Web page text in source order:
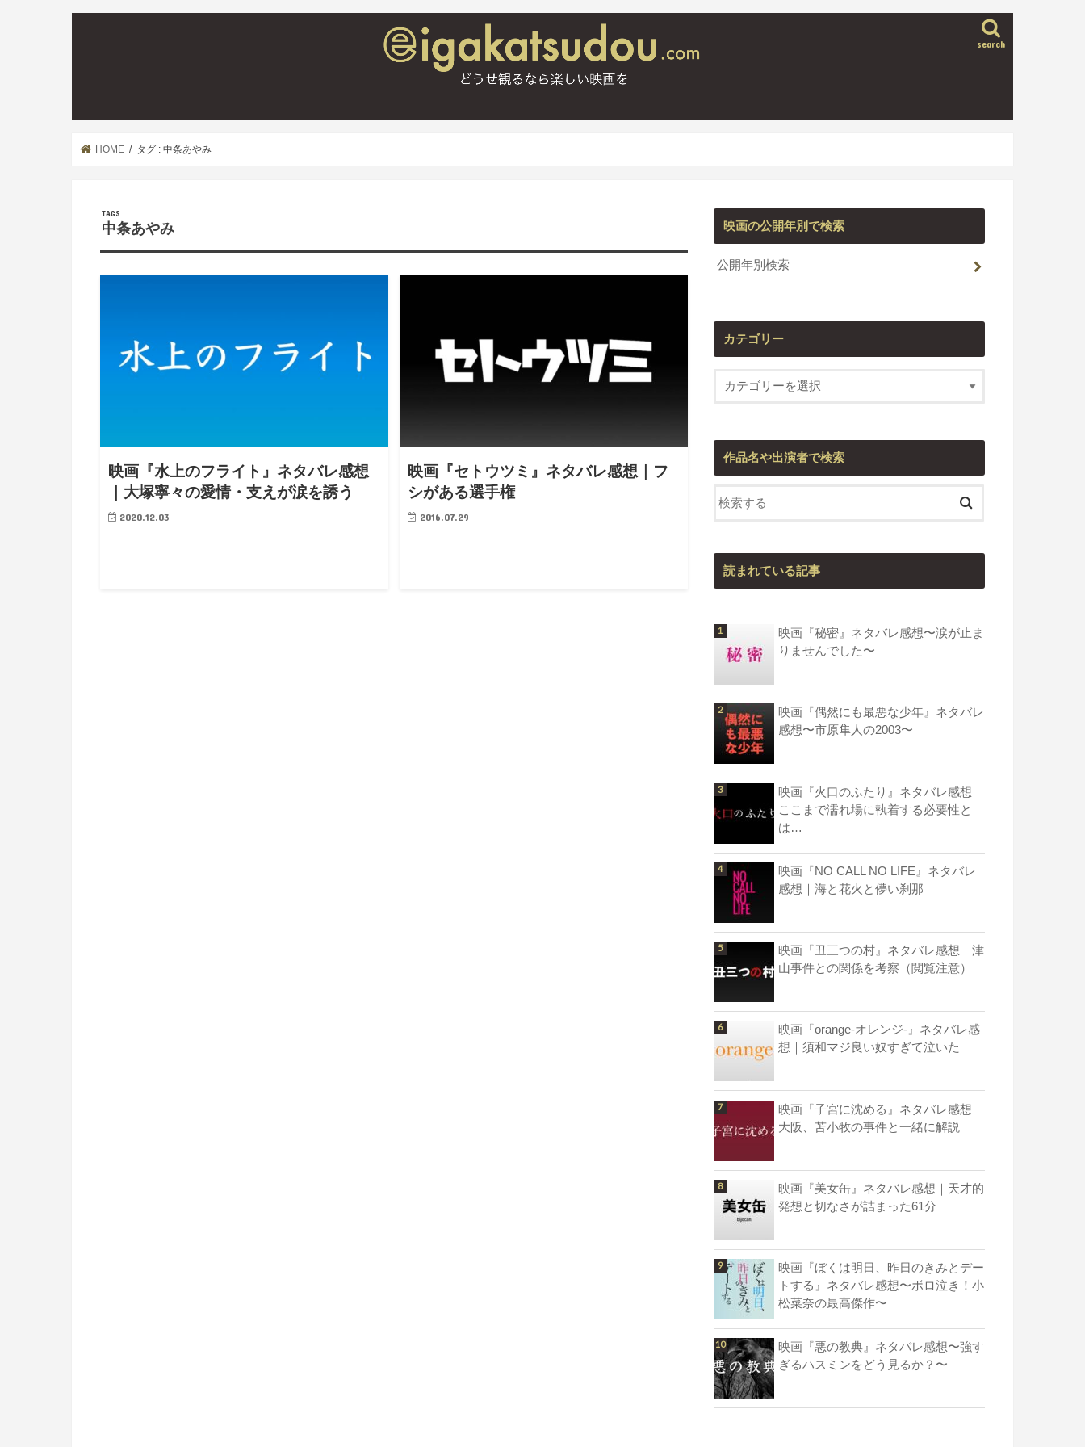
search
HOME タグ : 中条あやみ
中条あやみ
映画『水上のフライト』ネタバレ感想
｜大塚寧々の愛情・支えが涙を誘う
2020.12.03
映画『セトウツミ』ネタバレ感想｜フ
シがある選手権
2016.07.29
映画の公開年別で検索
公開年別検索
カテゴリー
作品名や出演者で検索
読まれている記事
映画『秘密』ネタバレ感想〜涙が止ま
りませんでした〜
映画『偶然にも最悪な少年』ネタバレ
感想〜市原隼人の2003〜
映画『火口のふたり』ネタバレ感想｜
ここまで濡れ場に執着する必要性と
は…
映画『NO CALL NO LIFE』ネタバレ
感想｜海と花火と儚い刹那
映画『丑三つの村』ネタバレ感想｜津
山事件との関係を考察（閲覧注意）
映画『orange-オレンジ-』ネタバレ感
想｜須和マジ良い奴すぎて泣いた
映画『子宮に沈める』ネタバレ感想｜
大阪、苫小牧の事件と一緒に解説
映画『美女缶』ネタバレ感想｜天才的
発想と切なさが詰まった61分
映画『ぼくは明日、昨日のきみとデー
トする』ネタバレ感想〜ボロ泣き！小
松菜奈の最高傑作〜
映画『悪の教典』ネタバレ感想〜強す
ぎるハスミンをどう見るか？〜